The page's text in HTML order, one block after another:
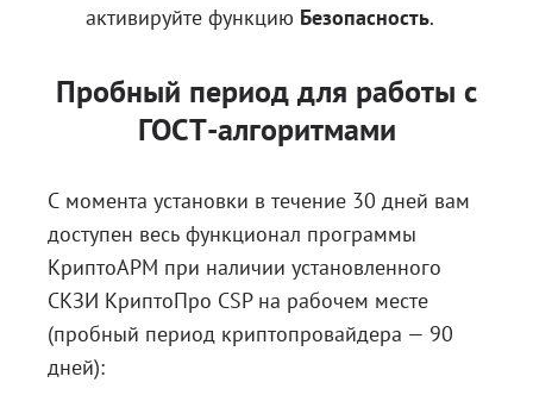
активируйте функцию Безопасность.
Пробный период для работы с
ГОСТ-алгоритмами
С момента установки в течение 30 дней вам
доступен весь функционал программы
КриптоАРМ при наличии установленного
СКЗИ КриптоПро CSPна рабочем месте
(пробный период криптопровайдера — 90
дней):